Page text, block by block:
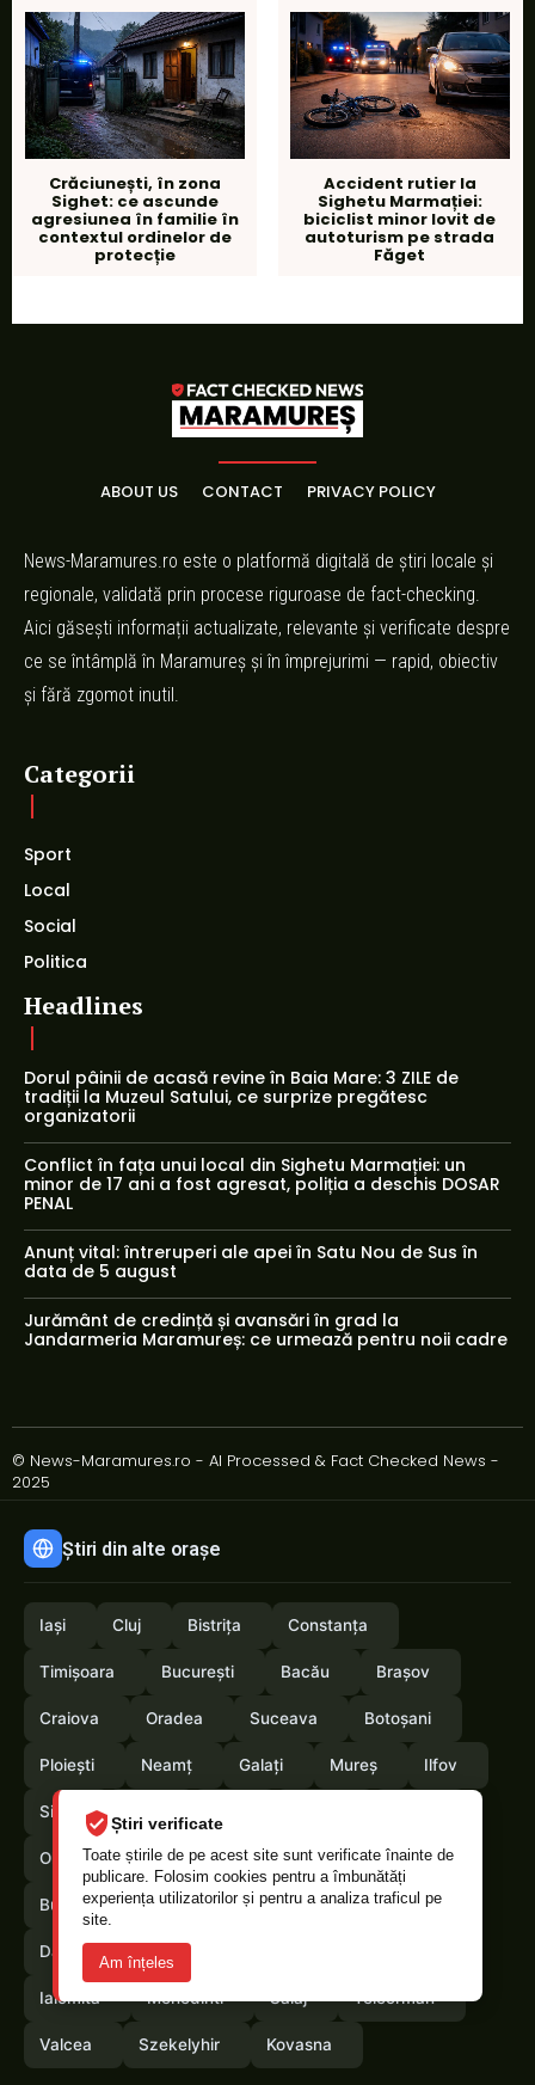
Știri verificate
Toate știrile de pe acest site sunt verificate înainte de
publicare. Folosim cookies pentru a îmbunătăți
experiența utilizatorilor și pentru a analiza traficul pe
site.
Am înțeles
Crăciunești, în zona
Sighet: ce ascunde
agresiunea în familie în
contextul ordinelor de
protecție
Accident rutier la
Sighetu Marmației:
biciclist minor lovit de
autoturism pe strada
Făget
ABOUT US CONTACT PRIVACY POLICY
News-Maramures.ro este o platformă digitală de știri locale și
regionale, validată prin procese riguroase de fact-checking.
Aici găsești informații actualizate, relevante și verificate despre
ce se întâmplă în Maramureș și în împrejurimi — rapid, obiectiv
și fără zgomot inutil.
Categorii
Sport
Local
Social
Politica
Headlines
Dorul pâinii de acasă revine în Baia Mare: 3 ZILE de
tradiții la Muzeul Satului, ce surprize pregătesc
organizatorii
Conflict în fața unui local din Sighetu Marmației: un
minor de 17 ani a fost agresat, poliția a deschis DOSAR
PENAL
Anunț vital: întreruperi ale apei în Satu Nou de Sus în
data de 5 august
Jurământ de credință și avansări în grad la
Jandarmeria Maramureș: ce urmează pentru noii cadre
© News-Maramures.ro - AI Processed & Fact Checked News -
2025
Știri din alte orașe
Iași Cluj Bistrița Constanța
Timișoara București Bacău Brașov
Craiova Oradea Suceava Botoșani
Ploiești Neamț Galați Mureș Ilfov
Sibiu
Olt Arges Vrancea Satumare
Buzau Braila Calarasi Caras-Severin
Dambovita Giurgiu
Ialomita Mehedinti Salaj Teleorman
Valcea Szekelyhir Kovasna